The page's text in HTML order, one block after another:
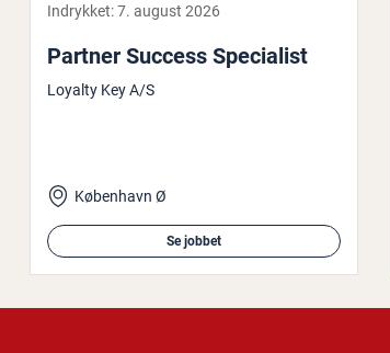
Indrykket:7. august 2026
Partner Success Spe­ci­a­list
Loyalty Key A/S
København Ø
Se jobbet